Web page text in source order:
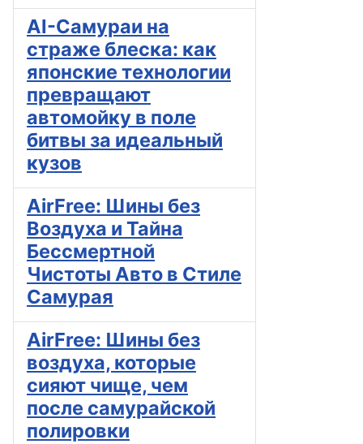
AI-Самураи на
страже блеска: как
японские технологии
превращают
автомойку в поле
битвы за идеальный
кузов
AirFree: Шины без
Воздуха и Тайна
Бессмертной
Чистоты Авто в Стиле
Самурая
AirFree: Шины без
воздуха, которые
сияют чище, чем
после самурайской
полировки